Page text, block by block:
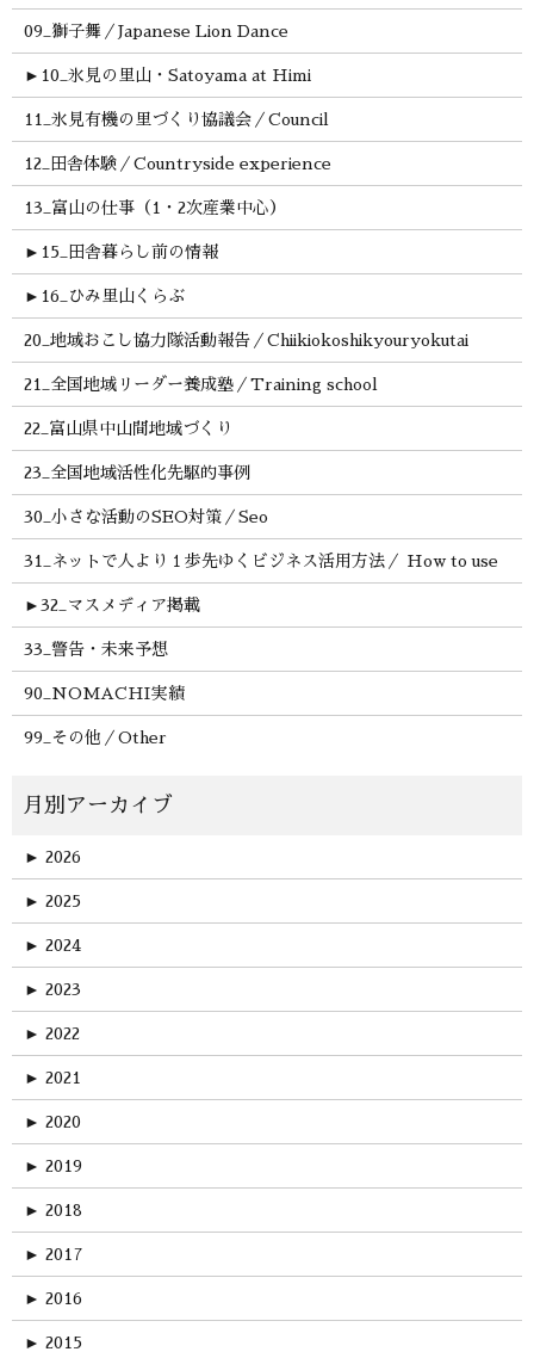
09_獅子舞／Japanese Lion Dance
► 10_氷見の里山・Satoyama at Himi
11_氷見有機の里づくり協議会／Council
12_田舎体験／Countryside experience
13_富山の仕事（1・2次産業中心）
► 15_田舎暮らし前の情報
► 16_ひみ里山くらぶ
20_地域おこし協力隊活動報告／Chiikiokoshikyouryokutai
21_全国地域リーダー養成塾／Training school
22_富山県中山間地域づくり
23_全国地域活性化先駆的事例
30_小さな活動のSEO対策／Seo
31_ネットで人より１歩先ゆくビジネス活用方法／ How to use
► 32_マスメディア掲載
33_警告・未来予想
90_NOMACHI実績
99_その他／Other
► 2026
► 2025
► 2024
► 2023
► 2022
► 2021
► 2020
► 2019
► 2018
► 2017
► 2016
► 2015